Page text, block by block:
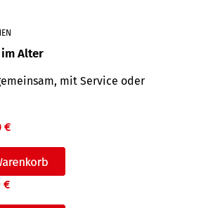
im Alter
mit Service oder
€
€